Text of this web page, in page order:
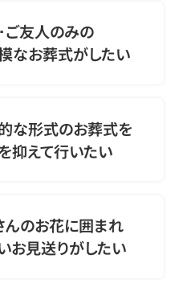
ご友人のみの
なお葬式がしたい
な形式のお葬式を
抑えて行いたい
んのお花に囲まれ
お見送りがしたい